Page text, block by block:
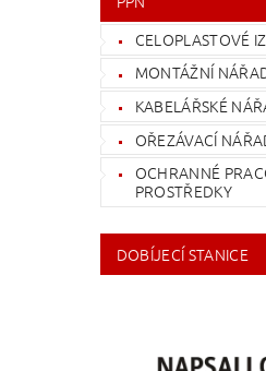
CELOPLASTOVÉ
MONTÁŽNÍ
KABELÁŘSKÉ
OŘEZÁVACÍ
OCHRANNÉ
PROSTŘEDKY
DOBÍJECÍ STANICE